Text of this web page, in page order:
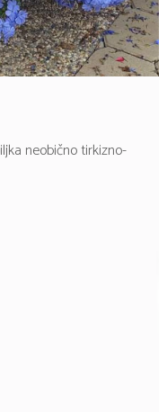
neobično tirkizno-